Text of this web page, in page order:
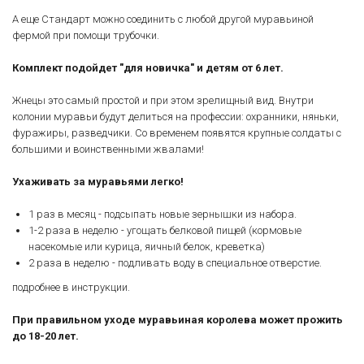
А еще Стандарт можно соединить с любой другой муравьиной
фермой при помощи трубочки.
Комплект подойдет "для новичка" и детям от 6 лет.
Жнецы это самый простой и при этом зрелищный вид. Внутри
колонии муравьи будут делиться на профессии: охранники, няньки,
фуражиры, разведчики. Со временем появятся крупные солдаты с
большими и воинственными жвалами!
Ухаживать за муравьями легко!
1 раз в месяц - подсыпать новые зернышки из набора.
1-2 раза в неделю - угощать белковой пищей (кормовые
насекомые или курица, яичный белок, креветка)
2 раза в неделю - подливать воду в специальное отверстие.
подробнее в инструкции.
При правильном уходе муравьиная королева может прожить
до 18-20 лет.